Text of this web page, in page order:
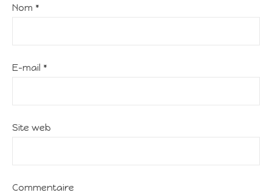
Nom *
E-mail *
Site web
Commentaire